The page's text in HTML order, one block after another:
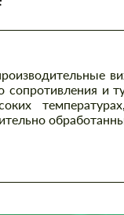
сопротивления и